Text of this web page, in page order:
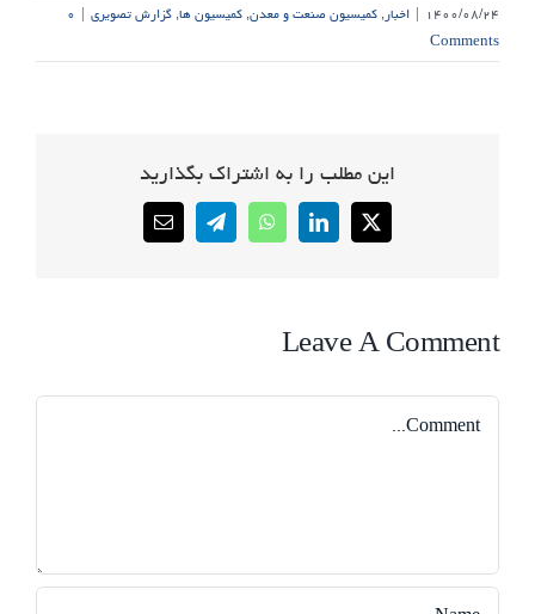
۱۴۰۰/۰۸/۲۴ | اخبار,کمیسیون صنعت و معدن,کمیسیون ها,گزارش تصویری | ۰
Comments
این مطلب را به اشتراک بگذارید
X
LinkedIn
WhatsApp
Telegram
Email
Leave A Comment